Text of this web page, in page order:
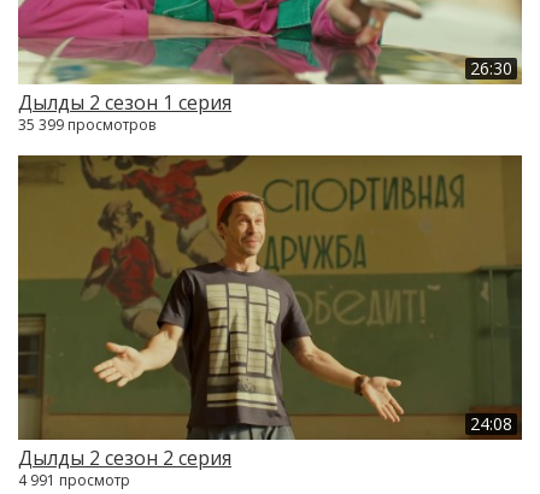
26:30
Дылды 2 сезон 1 серия
35 399 просмотров
24:08
Дылды 2 сезон 2 серия
4 991 просмотр